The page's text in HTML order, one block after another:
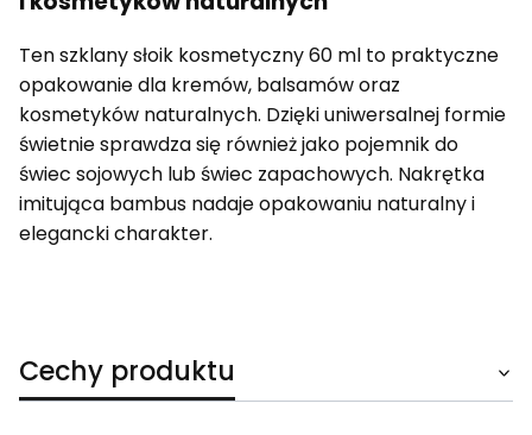
Ten szklany słoik kosmetyczny 60 ml to praktyczne
opakowanie dla kremów, balsamów oraz
kosmetyków naturalnych. Dzięki uniwersalnej formie
świetnie sprawdza się również jako pojemnik do
świec sojowych lub świec zapachowych. Nakrętka
imitująca bambus nadaje opakowaniu naturalny i
elegancki charakter.
Cechy produktu